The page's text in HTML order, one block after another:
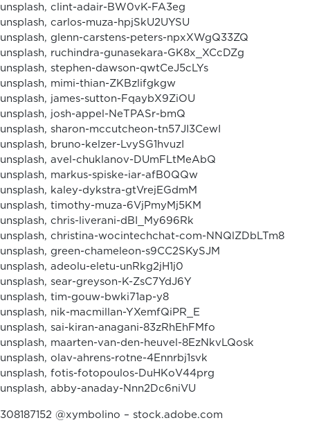
unsplash, clint-adair-BW0vK-FA3eg
unsplash, carlos-muza-hpjSkU2UYSU
unsplash, glenn-carstens-peters-npxXWgQ33ZQ
unsplash, ruchindra-gunasekara-GK8x_XCcDZg
unsplash, stephen-dawson-qwtCeJ5cLYs
unsplash, mimi-thian-ZKBzlifgkgw
unsplash, james-sutton-FqaybX9ZiOU
unsplash, josh-appel-NeTPASr-bmQ
unsplash, sharon-mccutcheon-tn57JI3CewI
unsplash, bruno-kelzer-LvySG1hvuzI
unsplash, avel-chuklanov-DUmFLtMeAbQ
unsplash, markus-spiske-iar-afB0QQw
unsplash, kaley-dykstra-gtVrejEGdmM
unsplash, timothy-muza-6VjPmyMj5KM
unsplash, chris-liverani-dBI_My696Rk
unsplash, christina-wocintechchat-com-NNQlZDbLTm8
unsplash, green-chameleon-s9CC2SKySJM
unsplash, adeolu-eletu-unRkg2jH1j0
unsplash, sear-greyson-K-ZsC7YdJ6Y
unsplash, tim-gouw-bwki71ap-y8
unsplash, nik-macmillan-YXemfQiPR_E
unsplash, sai-kiran-anagani-83zRhEhFMfo
unsplash, maarten-van-den-heuvel-8EzNkvLQosk
unsplash, olav-ahrens-rotne-4Ennrbj1svk
unsplash, fotis-fotopoulos-DuHKoV44prg
unsplash, abby-anaday-Nnn2Dc6niVU
308187152 @xymbolino – stock.adobe.com